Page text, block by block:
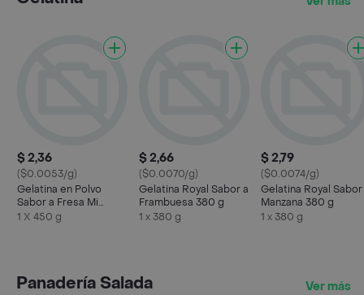
$ 2,36
($0.0053/g)
Gelatina en Polvo
Sabor a Fresa Mi
Comisariato
1 X 450 g
$ 2,66
($0.0070/g)
Gelatina Royal Sabor a
Frambuesa 380 g
1 x 380 g
$ 2,79
($0.0074/g)
Gelatina Royal Sabor
Manzana 380 g
1 x 380 g
Panadería Salada Ver más